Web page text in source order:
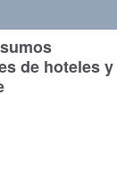
de hoteles y